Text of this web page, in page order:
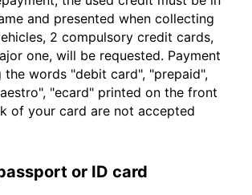
and presented when collecting
2 compulsory credit cards,
one, will be requested. Payment
the words "debit card", "prepaid",
"ecard" printed on the front
of your card are not accepted
or ID card